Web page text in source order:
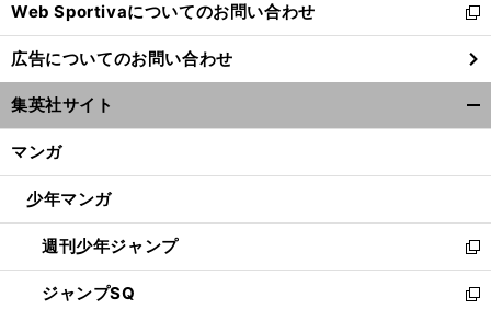
く
Web Sportivaについてのお問い合わせ
新
し
い
ウ
ィ
ン
ウ
開
く
広告についてのお問い合わせ
集英社サイト
マンガ
少年マンガ
週刊少年ジャンプ
新
し
い
ジャンプSQ
新